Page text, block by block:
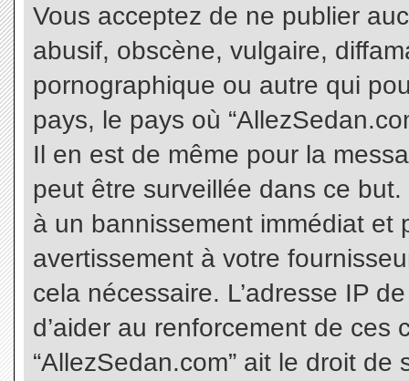
Vous acceptez de ne publier
abusif, obscène, vulgaire,
pornographique ou autre qui
pays, le pays où
Il en est de même pour la
peut être surveillée dans ce
à un bannissement immédiat et
avertissement à votre
cela nécessaire. L’adresse IP
d’aider au renforcement de
“AllezSedan.com” ait le droit de